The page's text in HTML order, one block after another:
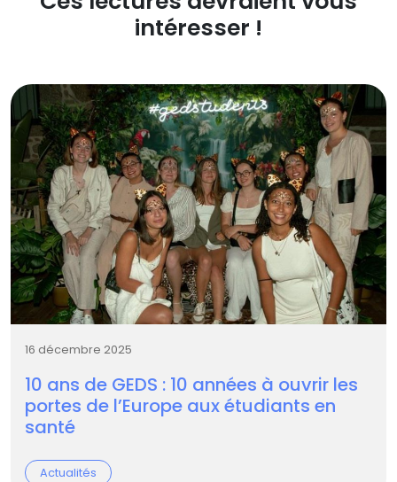
intéresser !
16 décembre 2025
10 ans de GEDS : 10 années à ouvrir les
portes de l’Europe aux étudiants en
santé
Actualités